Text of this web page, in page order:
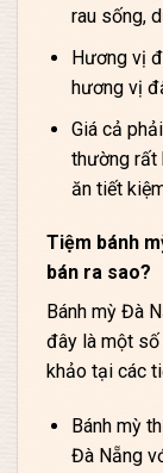
rau sống,
Hương vị
hương vị
Giá cả
thường rất
ăn tiết
Tiệm bánh
bán ra sao?
Bánh mỳ Đà
đây là một số
khảo tại các
Bánh mỳ
Đà Nẵng